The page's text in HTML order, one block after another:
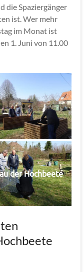
die Spaziergänger
ist. Wer mehr
im Monat ist
1. Juni von 11.00
der Hochbeete